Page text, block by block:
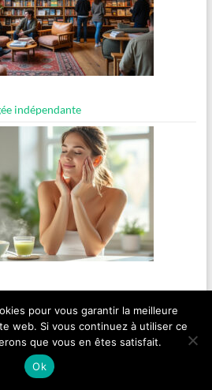
indépendante
les matins pressés
© 2026ancientsites.eu
pour vous garantir la meilleure
web. Si vous continuez à utiliser ce
que vous en êtes satisfait.
Ok